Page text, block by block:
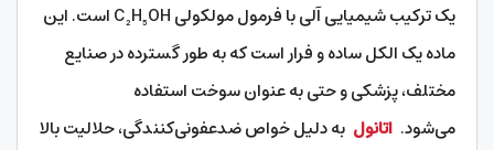
یک ترکیب شیمیایی آلی با فرمول مولکولی C₂H₅OH است. این
ماده یک الکل ساده و فرار است که به طور گسترده در صنایع
مختلف، پزشکی و حتی به عنوان سوخت استفاده
می‌شود. اتانول به دلیل خواص ضدعفونی‌کنندگی، حلالیت بالا